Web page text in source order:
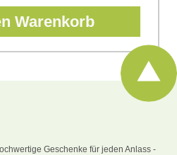
Warenkorb
Geschenke für jeden Anlass -